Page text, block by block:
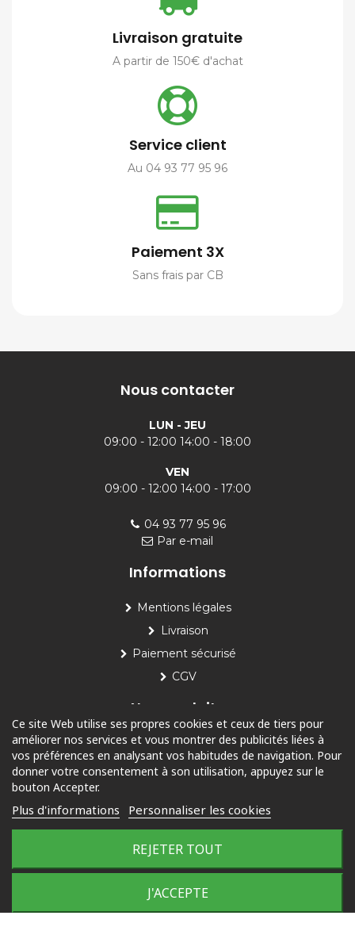
Livraison gratuite
A partir de 150€ d'achat
Service client
Au 04 93 77 95 96
Paiement 3X
Sans frais par CB
Nous contacter
LUN - JEU
09:00 - 12:00 14:00 - 18:00
VEN
09:00 - 12:00 14:00 - 17:00
04 93 77 95 96
Par e-mail
Informations
Mentions légales
Livraison
Paiement sécurisé
CGV
Nos produits
Piscine
Jardin
Outdoor
© 2025 Tous droits réservés
Plan du site
Ce site Web utilise ses propres cookies et ceux de tiers pour
améliorer nos services et vous montrer des publicités liées à
vos préférences en analysant vos habitudes de navigation. Pour
donner votre consentement à son utilisation, appuyez sur le
bouton Accepter.
Plus d'informations Personnaliser les cookies
REJETER TOUT
J'ACCEPTE